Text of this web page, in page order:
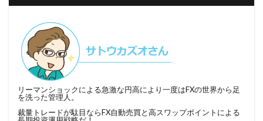
リーマンショックによる急激な円高により一度はFXの世界から足
を洗った管理人。
裁量トレードが駄目ならFX自動売買と高スワップポイントによる